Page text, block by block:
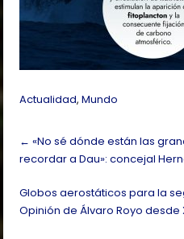
Actualidad,Mundo
Post
navigation
← «No sé dónde están las
recordar a Dau»: concejal
Globos aerostáticos para la
Opinión de Álvaro Royo desde